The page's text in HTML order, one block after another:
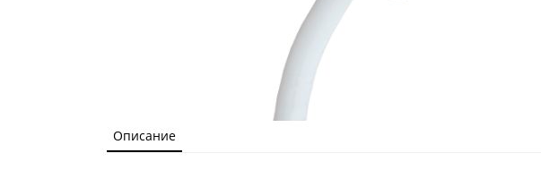
Описание